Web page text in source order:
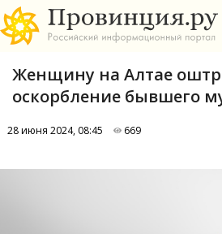
Женщину на Алтае
оскорбление бывшего
28 июня 2024, 08:45 669